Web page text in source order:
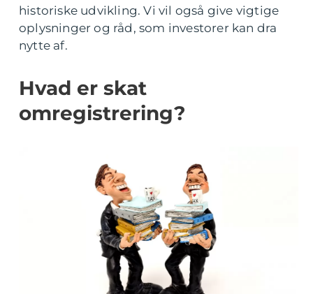
historiske udvikling. Vi vil også give vigtige
oplysninger og råd, som investorer kan dra
nytte af.
Hvad er skat
omregistrering?